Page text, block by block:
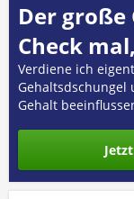
Der große
Check
Verdiene ich
Gehaltsdschungel
Gehalt